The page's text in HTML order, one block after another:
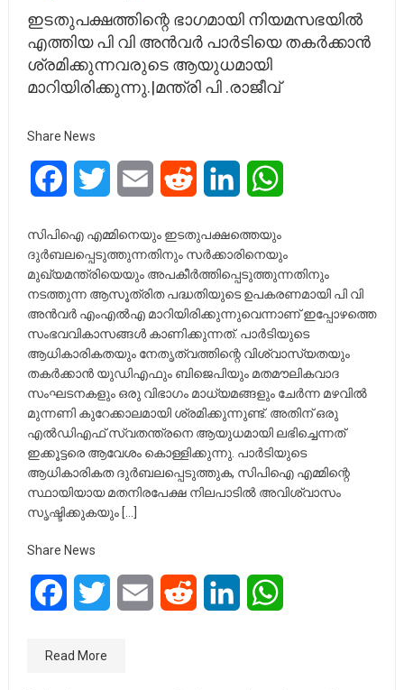
ഇടതുപക്ഷത്തിന്റെ ഭാഗമായി നിയമസഭയിൽ
എത്തിയ പി വി അൻവർ പാർടിയെ തകർക്കാൻ
ശ്രമിക്കുന്നവരുടെ ആയുധമായി
മാറിയിരിക്കുന്നു.|മന്ത്രി പി .രാജീവ്
Share News
FacebookTwitter Email Reddit LinkedIn
സിപിഐ എമ്മിനെയും ഇടതുപക്ഷത്തെയും
ദുർബലപ്പെടുത്തുന്നതിനും സർക്കാരിനെയും
മുഖ്യമന്ത്രിയെയും അപകീർത്തിപ്പെടുത്തുന്നതിനും
നടത്തുന്ന ആസൂത്രിത പദ്ധതിയുടെ ഉപകരണമായി പി വി
അൻവർ എംഎൽഎ മാറിയിരിക്കുന്നുവെന്നാണ് ഇപ്പോഴത്തെ
സംഭവവികാസങ്ങൾ കാണിക്കുന്നത്. പാർടിയുടെ
ആധികാരികതയും നേതൃത്വത്തിന്റെ വിശ്വാസ്യതയും
തകർക്കാൻ യുഡിഎഫും ബിജെപിയും മതമൗലികവാദ
സംഘടനകളും ഒരു വിഭാഗം മാധ്യമങ്ങളും ചേർന്ന മഴവിൽ
മുന്നണി കുറേക്കാലമായി ശ്രമിക്കുന്നുണ്ട്. അതിന് ഒരു
എൽഡിഎഫ് സ്വതന്ത്രനെ ആയുധമായി ലഭിച്ചെന്നത്
ഇക്കൂട്ടരെ ആവേശം കൊള്ളിക്കുന്നു. പാർടിയുടെ
ആധികാരികത ദുർബലപ്പെടുത്തുക, സിപിഐ എമ്മിന്റെ
സ്ഥായിയായ മതനിരപേക്ഷ നിലപാടിൽ അവിശ്വാസം
സൃഷ്ടിക്കുകയും […]
Share News
FacebookTwitter Email Reddit LinkedIn
Read More